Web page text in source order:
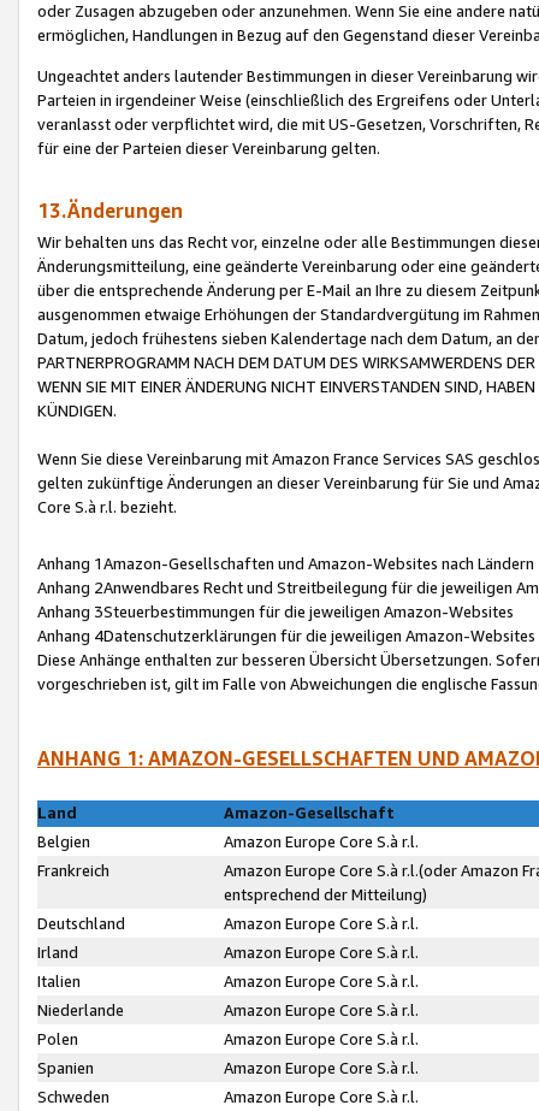
oder Zusagen abzugeben oder anzunehmen. Wenn Sie eine andere
ermöglichen, Handlungen in Bezug auf den Gegenstand dieser
Ungeachtet anders lautender Bestimmungen in dieser Vereinbarung
Parteien in irgendeiner Weise (einschließlich des Ergreifens oder
veranlasst oder verpflichtet wird, die mit US-Gesetzen, Vorschriften,
für eine der Parteien dieser Vereinbarung gelten.
13.Änderungen
Wir behalten uns das Recht vor, einzelne oder alle Bestimmungen
Änderungsmitteilung, eine geänderte Vereinbarung oder eine
über die entsprechende Änderung per E-Mail an Ihre zu diesem
ausgenommen etwaige Erhöhungen der Standardvergütung im
Datum, jedoch frühestens sieben Kalendertage nach dem Datum, an
PARTNERPROGRAMM NACH DEM DATUM DES WIRKSAMWERDENS
WENN SIE MIT EINER ÄNDERUNG NICHT EINVERSTANDEN SIND,
KÜNDIGEN.
Wenn Sie diese Vereinbarung mit Amazon France Services SAS
gelten zukünftige Änderungen an dieser Vereinbarung für Sie und
Core S.à r.l. bezieht.
Anhang 1Amazon-Gesellschaften und Amazon-Websites nach Ländern
Anhang 2Anwendbares Recht und Streitbeilegung für die jeweiligen
Anhang 3Steuerbestimmungen für die jeweiligen Amazon-Websites
Anhang 4Datenschutzerklärungen für die jeweiligen Amazon-Websites
Diese Anhänge enthalten zur besseren Übersicht Übersetzungen.
vorgeschrieben ist, gilt im Falle von Abweichungen die englische
ANHANG 1: AMAZON-GESELLSCHAFTEN UND
Land
Amazon-Gesellschaft
Belgien
Amazon Europe Core S.à r.l.
Frankreich
Amazon Europe Core S.à r.l.(oder Amazon
entsprechend der Mitteilung)
Deutschland
Amazon Europe Core S.à r.l.
Irland
Amazon Europe Core S.à r.l.
Italien
Amazon Europe Core S.à r.l.
Niederlande
Amazon Europe Core S.à r.l.
Polen
Amazon Europe Core S.à r.l.
Spanien
Amazon Europe Core S.à r.l.
Schweden
Amazon Europe Core S.à r.l.